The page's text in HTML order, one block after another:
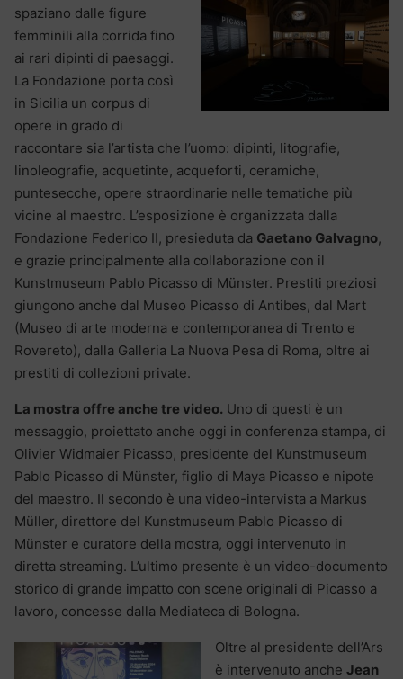
spaziano dalle figure
femminili alla corrida fino
ai rari dipinti di paesaggi.
La Fondazione porta così
in Sicilia un corpus di
opere in grado di
raccontare sia l’artista che l’uomo: dipinti, litografie,
linoleografie, acquetinte, acqueforti, ceramiche,
puntesecche, opere straordinarie nelle tematiche più
vicine al maestro. L’esposizione è organizzata dalla
Fondazione Federico II, presieduta da Gaetano Galvagno,
e grazie principalmente alla collaborazione con il
Kunstmuseum Pablo Picasso di Münster. Prestiti preziosi
giungono anche dal Museo Picasso di Antibes, dal Mart
(Museo di arte moderna e contemporanea di Trento e
Rovereto), dalla Galleria La Nuova Pesa di Roma, oltre ai
prestiti di collezioni private.
La mostra offre anche tre video. Uno di questi è un
messaggio, proiettato anche oggi in conferenza stampa, di
Olivier Widmaier Picasso, presidente del Kunstmuseum
Pablo Picasso di Münster, figlio di Maya Picasso e nipote
del maestro. Il secondo è una video-intervista a Markus
Müller, direttore del Kunstmuseum Pablo Picasso di
Münster e curatore della mostra, oggi intervenuto in
diretta streaming. L’ultimo presente è un video-documento
storico di grande impatto con scene originali di Picasso a
lavoro, concesse dalla Mediateca di Bologna.
Oltre al presidente dell’Ars
è intervenuto anche Jean